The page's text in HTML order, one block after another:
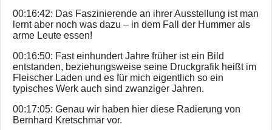
00:16:42: Das Faszinierende an ihrer Ausstellung ist man
lernt aber noch was dazu – in dem Fall der Hummer als
arme Leute essen!
00:16:50: Fast einhundert Jahre früher ist ein Bild
entstanden, beziehungsweise seine Druckgrafik heißt im
Fleischer Laden und es für mich eigentlich so ein
typisches Werk auch sind zwanziger Jahren.
00:17:05: Genau wir haben hier diese Radierung von
Bernhard Kretschmar vor.